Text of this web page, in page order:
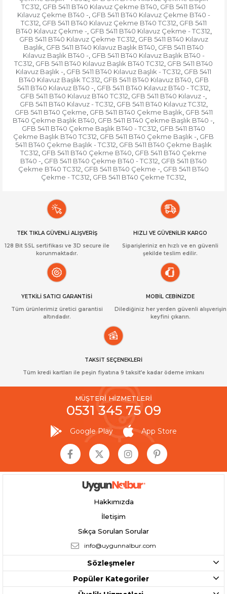
TC312 GFB 5411 BT40 Kılavuz Çekme BT40 GFB 5411 BT40
Kılavuz Çekme BT40 - GFB 5411 BT40 Kılavuz Çekme BT40 -
TC312 GFB 5411 BT40 Kılavuz Çekme BT40 TC312 GFB 5411
BT40 Kılavuz Çekme - GFB 5411 BT40 Kılavuz Çekme - TC312
GFB 5411 BT40 Kılavuz Çekme TC312 GFB 5411 BT40 Kılavuz
Başlık GFB 5411 BT40 Kılavuz Başlık BT40 GFB 5411 BT40
Kılavuz Başlık BT40 - GFB 5411 BT40 Kılavuz Başlık BT40 -
TC312 GFB 5411 BT40 Kılavuz Başlık BT40 TC312 GFB 5411 BT40
Kılavuz Başlık - GFB 5411 BT40 Kılavuz Başlık - TC312 GFB 5411
BT40 Kılavuz Başlık TC312 GFB 5411 BT40 Kılavuz BT40 GFB
5411 BT40 Kılavuz BT40 - GFB 5411 BT40 Kılavuz BT40 - TC312
GFB 5411 BT40 Kılavuz BT40 TC312 GFB 5411 BT40 Kılavuz -
GFB 5411 BT40 Kılavuz - TC312 GFB 5411 BT40 Kılavuz TC312
GFB 5411 BT40 Çekme GFB 5411 BT40 Çekme Başlık GFB 5411
BT40 Çekme Başlık BT40 GFB 5411 BT40 Çekme Başlık BT40 -
GFB 5411 BT40 Çekme Başlık BT40 - TC312 GFB 5411 BT40
Çekme Başlık BT40 TC312 GFB 5411 BT40 Çekme Başlık - GFB
5411 BT40 Çekme Başlık - TC312 GFB 5411 BT40 Çekme Başlık
TC312 GFB 5411 BT40 Çekme BT40 GFB 5411 BT40 Çekme
BT40 - GFB 5411 BT40 Çekme BT40 - TC312 GFB 5411 BT40
Çekme BT40 TC312 GFB 5411 BT40 Çekme - GFB 5411 BT40
Çekme - TC312 GFB 5411 BT40 Çekme TC312
TEK TIKLA GÜVENLİ ALIŞVERİŞ
128 Bit SSL sertifikası ve 3D secure ile
korunmaktadır.
HIZLI VE GÜVENİLİR KARGO
Siparişleriniz en hızlı ve en güvenli
şekilde teslim edilir.
YETKİLİ SATICI GARANTİSİ
Tüm ürünlerimiz üretici garantisi
altındadır.
MOBİL CEBİNİZDE
Dilediğiniz her yerden güvenli alışverişin
keyfini çıkarın.
TAKSİT SEÇENEKLERİ
Tüm kredi kartları ile peşin fiyatına 9 taksit’e kadar ödeme imkanı
MÜŞTERİ HİZMETLERİ
0531 345 75 09
Google Play App Store
Hakkımızda
İletişim
Sıkça Sorulan Sorular
info@uygunnalbur.com
Sözleşmeler
Popüler Kategoriler